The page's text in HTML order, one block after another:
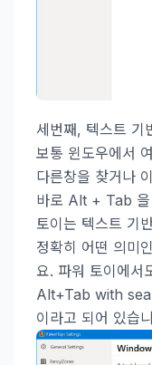
세번째, 텍스트 기
보통 윈도우에서
다른창을 찾거나
바로 Alt + Tab 을
토이는 텍스트 기
정확히 어떤 의미
요. 파워 토이에
Alt+Tab with
이라고 되어 있습